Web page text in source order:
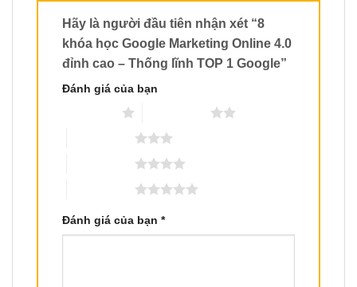
Hãy là người đầu tiên nhận xét “8
khóa học Google Marketing Online 4.0
đỉnh cao – Thống lĩnh TOP 1 Google”
Đánh giá của bạn
Đánh giá của bạn *